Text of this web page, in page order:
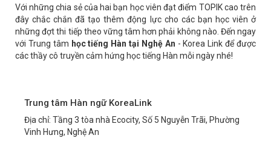
Với những chia sẻ của hai bạn học viên đạt điểm TOPIK cao trên
đây chắc chắn đã tạo thêm động lực cho các bạn học viên ở
những đợt thi tiếp theo vững tâm hơn phải không nào. Đến ngay
với Trung tâm học tiếng Hàn tại Nghệ An - Korea Link để được
các thầy cô truyền cảm hứng học tiếng Hàn mỗi ngày nhé!
Trung tâm Hàn ngữ KoreaLink
Địa chỉ: Tầng 3 tòa nhà Ecocity, Số 5 Nguyễn Trãi, Phường
Vinh Hưng, Nghệ An